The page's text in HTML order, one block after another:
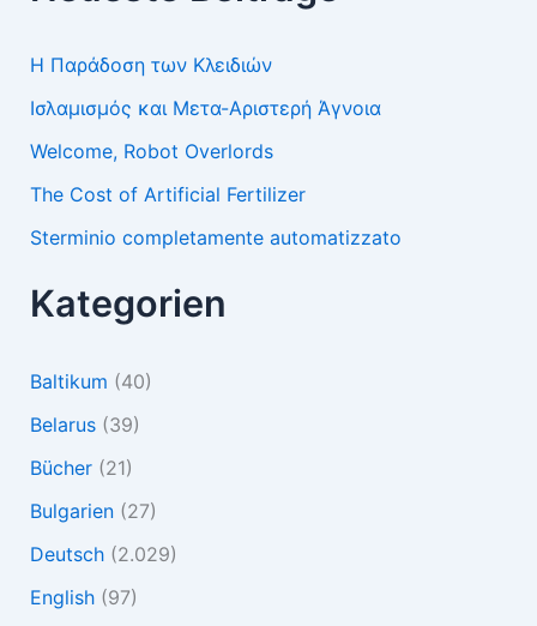
Η Παράδοση των Κλειδιών
Ισλαμισμός και Μετα-Αριστερή Άγνοια
Welcome, Robot Overlords
The Cost of Artificial Fertilizer
Sterminio completamente automatizzato
Kategorien
Baltikum (40)
Belarus(39)
Bücher(21)
Bulgarien(27)
Deutsch(2.029)
English(97)